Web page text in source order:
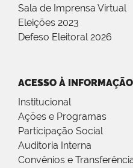
Sala de Imprensa Virtual
Eleições 2023
Defeso Eleitoral 2026
ACESSO À INFORMAÇÃO
Institucional
Ações e Programas
Participação Social
Auditoria Interna
Convênios e